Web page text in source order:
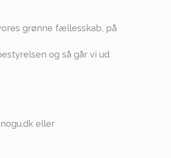
grønne fællesskab, på
og så går vi ud
eller